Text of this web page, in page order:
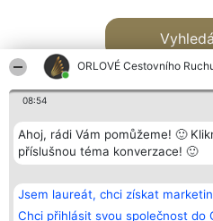
ORLOVÉ Cestovního
08:54
Ahoj, rádi Vám pomůžeme! 🙂
příslušnou téma konverzace! 🙂
Jsem laureát, chci získat
Chci přihlásit svou společnost do
Bright Side Solutions sp. z o.
o. sp. k.
ul. Ruska 22
Vítězové
Seznam
laureátů